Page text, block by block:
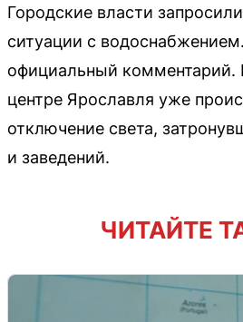
Городские власти
ситуации с
официальный комментарий.
центре Ярославля уже
отключение света,
и заведений.
ЧИТАЙТЕ